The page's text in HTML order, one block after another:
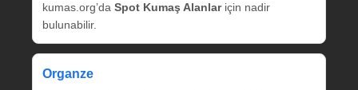
kumas.org’da Spot Kumaş Alanlariçin nadir
bulunabilir.
Organze